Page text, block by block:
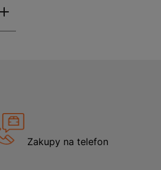
Zakupy na telefon